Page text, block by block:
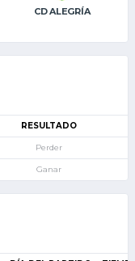
CD ALEGRÍA
RESULTADO
Perder
Ganar